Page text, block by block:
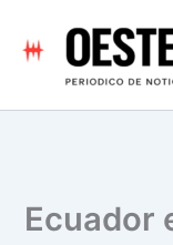
contenido
Ecuador